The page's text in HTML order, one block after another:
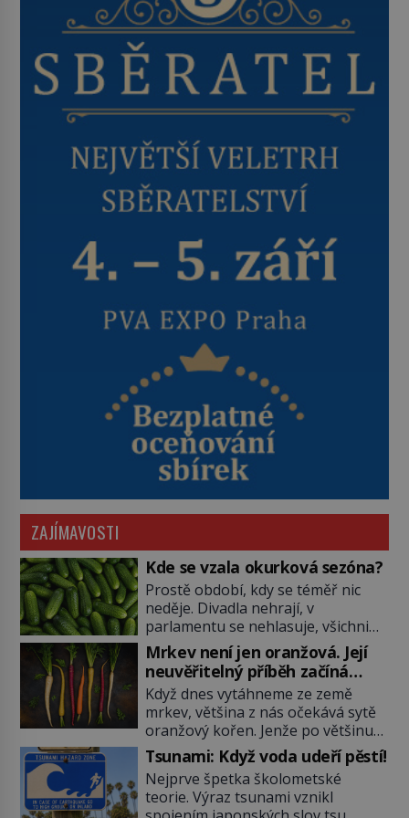
ZAJÍMAVOSTI
Kde se vzala okurková sezóna?
Prostě období, kdy se téměř nic
neděje. Divadla nehrají, v
parlamentu se nehlasuje, všichni
jsou na dovolené a média tak
nemají o čem mluvit a psát. A
vymýšlejí si proto témata, které
nikoho nezajímají. Proč je však ona
letní doba spojovaná zrovna s
okurkami? Okurkovou sezónu
známe už od poloviny 19. století,
ovšem jako Češi […]
Mrkev není jen oranžová. Její
neuvěřitelný příběh začíná
fialovou barvou
Když dnes vytáhneme ze země
mrkev, většina z nás očekává sytě
oranžový kořen. Jenže po většinu
své historie je mrkev všechno
možné, jen ne oranžová. Je fialová,
žlutá, bílá, někdy dokonce téměř
černá. Až díky stovkám let
Tsunami: Když voda udeří pěstí!
Nejprve špetka školometské
teorie. Výraz tsunami vznikl